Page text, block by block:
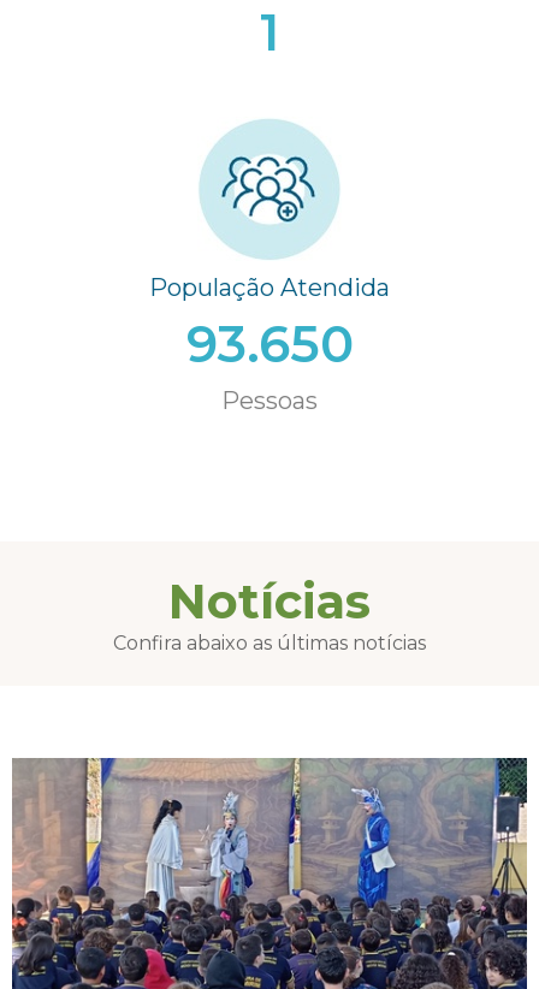
1
População Atendida
93.650
Pessoas
Notícias
Confira abaixo as últimas notícias